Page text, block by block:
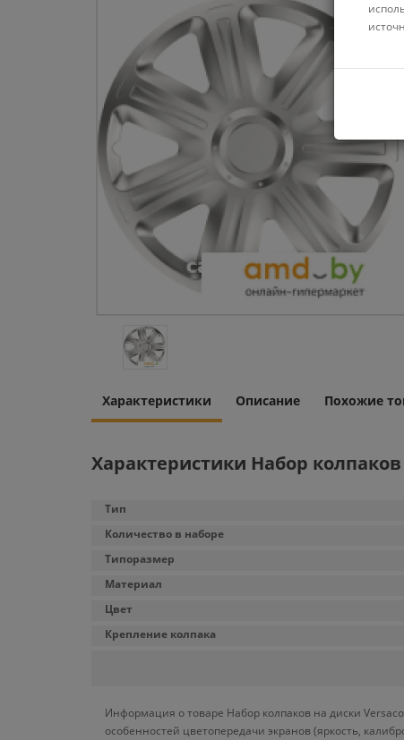
Характеристики Описание Похожие
Характеристики Набор
Тип
Количество в наборе
Типоразмер
Материал
Цвет
Крепление колпака
Информация о товаре Набор колпаков на диски
особенностей цветопередачи экранов (яркость,